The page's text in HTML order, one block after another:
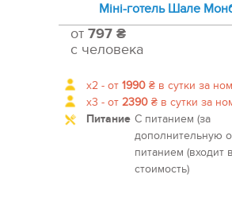
Міні-готель Шале
от 797 ₴
с человека
x2 - от 1990 ₴ в сутки за
x3 - от 2390 ₴ в сутки за
Питание С питанием (за
дополнительную
питанием (входит в
стоимость)